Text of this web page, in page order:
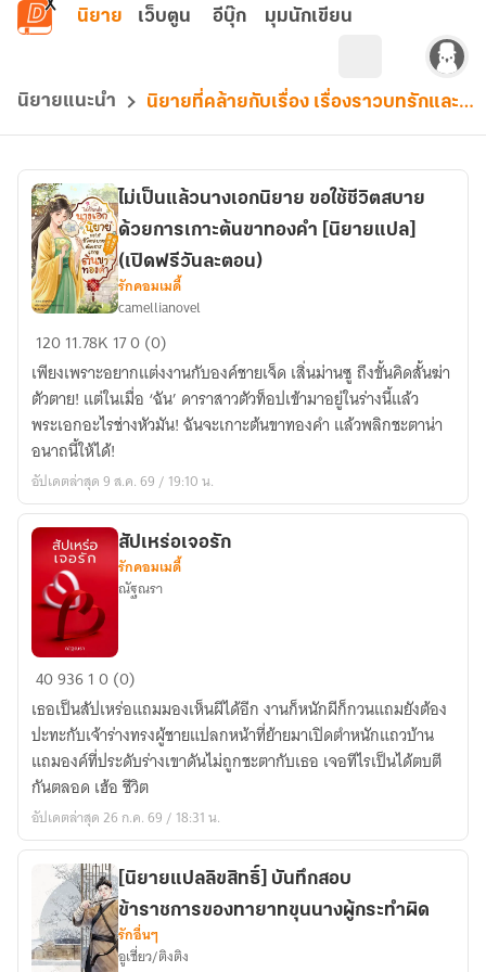
ข้ามไปยังเนื้อหาหลัก
นิยาย เว็บตูน อีบุ๊ก มุมนักเขียน
นิยายแนะนำ นิยายที่คล้ายกับเรื่อง เรื่องราวบทรักและบทเรียน
เป็น
แล้ว
นางเอก
นิยาย
ขอ
ใช้
ชีวิต
สบาย
ด้วย
การ
เกาะ
ต้น
ขา
ทองคำ
[นิยาย
แปล]
(เปิด
ฟรี
วัน
ละ
ตอน)
ไม่เป็นแล้วนางเอกนิยาย ขอใช้ชีวิตสบาย
ด้วยการเกาะต้นขาทองคำ [นิยายแปล]
(เปิดฟรีวันละตอน)
รักคอมเมดี้
camellianovel
12011.78K 170 (0)
เพียงเพราะอยากแต่งงานกับองค์ชายเจ็ด เสิ่นม่านซู ถึงขั้นคิดสั้นฆ่า
ตัวตาย! แต่ในเมื่อ ‘ฉัน’ ดาราสาวตัวท็อปเข้ามาอยู่ในร่างนี้แล้ว
พระเอกอะไรช่างหัวมัน! ฉันจะเกาะต้นขาทองคำ แล้วพลิกชะตาน่า
อนาถนี้ให้ได้!
อัปเดตล่าสุด 9 ส.ค. 69 / 19:10 น.
สัปเหร่อ
รัก
สัปเหร่อเจอรัก
รักคอมเมดี้
ณัฐณรา
4093610 (0)
เธอเป็นสัปเหร่อแถมมองเห็นผีได้อีก งานก็หนักผีก็กวนแถมยังต้อง
ปะทะกับเจ้าร่างทรงผู้ชายแปลกหน้าที่ย้ายมาเปิดตำหนักแถวบ้าน
แถมองค์ที่ประดับร่างเขาดันไม่ถูกชะตากับเธอ เจอทีไรเป็นได้ตบตี
กันตลอด เฮ้อ ชีวิต
อัปเดตล่าสุด 26 ก.ค. 69 / 18:31 น.
[นิยายแปลลิขสิทธิ์] บันทึกสอบ
ข้าราชการของทายาทขุนนางผู้กระทำผิด
รักอื่นๆ
อูเชี่ยว/ติงติง